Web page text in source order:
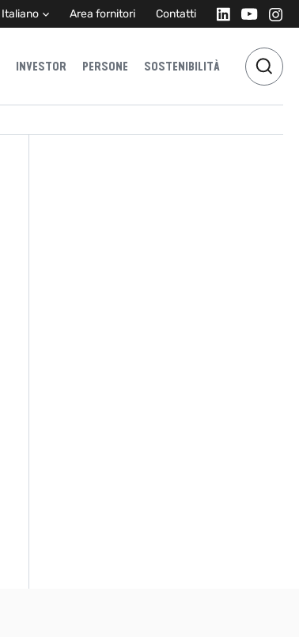
Italiano Area fornitori Contatti
INVESTOR PERSONE SOSTENIBILITÀ